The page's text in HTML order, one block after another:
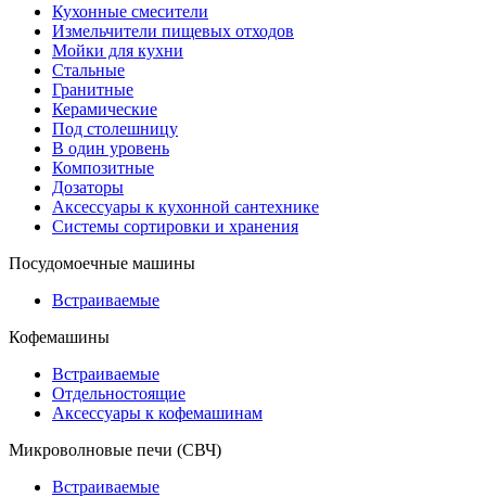
Кухонные смесители
Измельчители пищевых отходов
Мойки для кухни
Стальные
Гранитные
Керамические
Под столешницу
В один уровень
Композитные
Дозаторы
Аксессуары к кухонной сантехнике
Системы сортировки и хранения
Посудомоечные машины
Встраиваемые
Кофемашины
Встраиваемые
Отдельностоящие
Аксессуары к кофемашинам
Микроволновые печи (СВЧ)
Встраиваемые